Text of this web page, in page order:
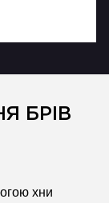
БРІВ
хни